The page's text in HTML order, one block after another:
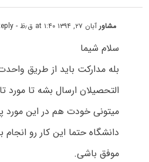
مشاورآبان ۲۷, ۱۳۹۴ at ۱:۴۰ ق٫ظ - Reply
سلام شیما
بله مدارکت باید از طریق
التحصیلان ارسال بشه تا مورد
میتونی خودت هم در این مورد
دانشگاه حتما این کار رو انجام
موفق باشی.